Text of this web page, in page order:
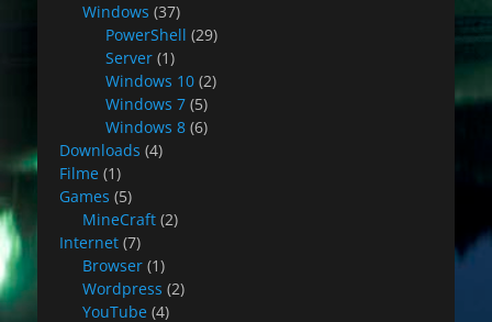
Windows (37)
PowerShell (29)
Server (1)
Windows 10 (2)
Windows 7 (5)
Windows 8 (6)
Downloads (4)
Filme (1)
Games (5)
MineCraft (2)
Internet (7)
Browser (1)
Wordpress (2)
YouTube (4)